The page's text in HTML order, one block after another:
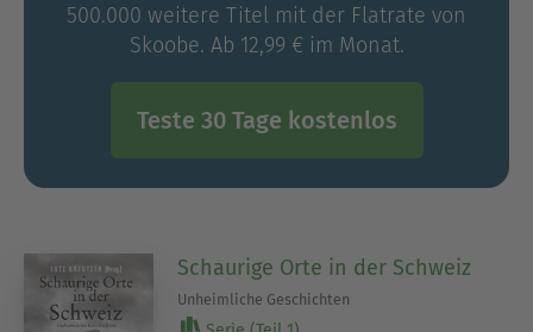
500.000 weitere Titel mit der Flatrate von
Skoobe. Ab 12,99 € im Monat.
Teste 30 Tage kostenlos
Schaurige Orte in der Schweiz
Unheimliche Geschichten